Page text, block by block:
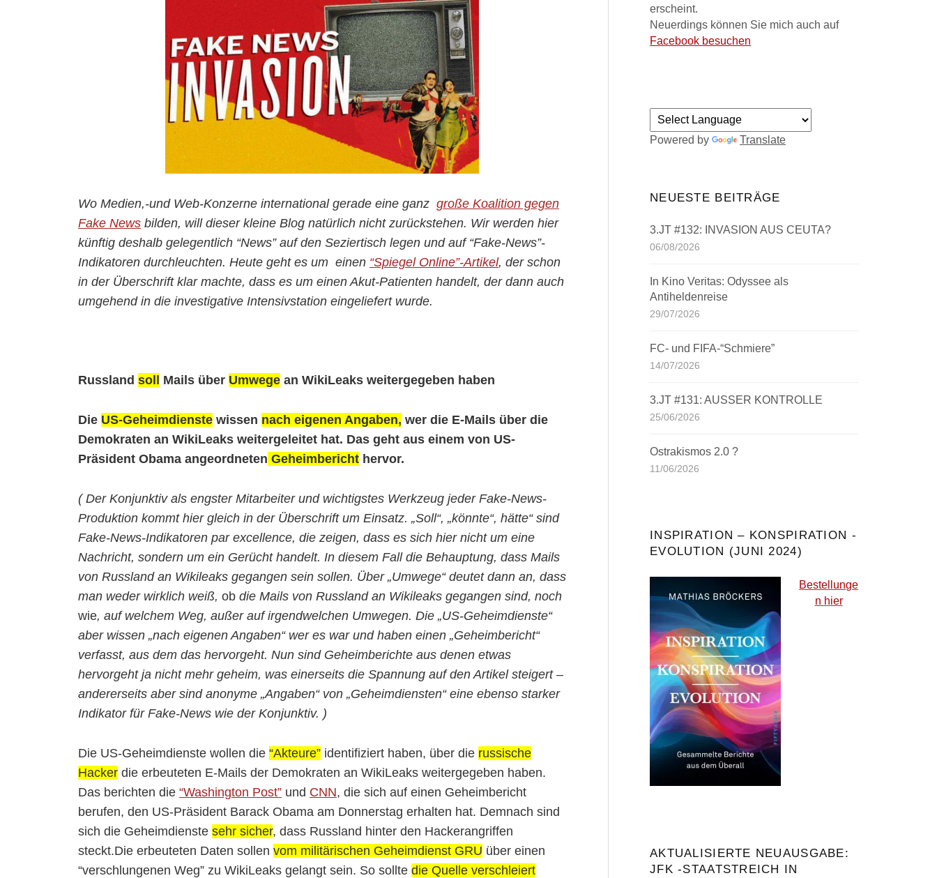
Wo Medien,-und Web-Konzerne international gerade eine ganz große Koalition gegen
Fake News bilden, will dieser kleine Blog natürlich nicht zurückstehen. Wir werden hier
künftig deshalb gelegentlich “News” auf den Seziertisch legen und auf “Fake-News”-
Indikatoren durchleuchten. Heute geht es um einen “Spiegel Online”-Artikel, der schon
in der Überschrift klar machte, dass es um einen Akut-Patienten handelt, der dann auch
umgehend in die investigative Intensivstation eingeliefert wurde.
Russland soll Mails über Umwege an WikiLeaks weitergegeben haben
Die US-Geheimdienste wissen nach eigenen Angaben, wer die E-Mails über die
Demokraten an WikiLeaks weitergeleitet hat. Das geht aus einem von US-
Präsident Obama angeordneten Geheimbericht hervor.
( Der Konjunktiv als engster Mitarbeiter und wichtigstes Werkzeug jeder Fake-News-
Produktion kommt hier gleich in der Überschrift um Einsatz. „Soll“, „könnte“, hätte“ sind
Fake-News-Indikatoren par excellence, die zeigen, dass es sich hier nicht um eine
Nachricht, sondern um ein Gerücht handelt. In diesem Fall die Behauptung, dass Mails
von Russland an Wikileaks gegangen sein sollen. Über „Umwege“ deutet dann an, dass
man weder wirklich weiß, ob die Mails von Russland an Wikileaks gegangen sind, noch
wie, auf welchem Weg, außer auf irgendwelchen Umwegen. Die „US-Geheimdienste“
aber wissen „nach eigenen Angaben“ wer es war und haben einen „Geheimbericht“
verfasst, aus dem das hervorgeht. Nun sind Geheimberichte aus denen etwas
hervorgeht ja nicht mehr geheim, was einerseits die Spannung auf den Artikel steigert –
andererseits aber sind anonyme „Angaben“ von „Geheimdiensten“ eine ebenso starker
Indikator für Fake-News wie der Konjunktiv. )
Die US-Geheimdienste wollen die “Akteure” identifiziert haben, über die russische
Hacker die erbeuteten E-Mails der Demokraten an WikiLeaks weitergegeben haben.
Das berichten die “Washington Post” und CNN, die sich auf einen Geheimbericht
berufen, den US-Präsident Barack Obama am Donnerstag erhalten hat. Demnach sind
sich die Geheimdienste sehr sicher, dass Russland hinter den Hackerangriffen
steckt.Die erbeuteten Daten sollen vom militärischen Geheimdienst GRU über einen
“verschlungenen Weg” zu WikiLeaks gelangt sein. So sollte die Quelle verschleiert
erscheint.
Neuerdings können Sie mich auch auf
Facebook besuchen
Powered by Translate
NEUESTE BEITRÄGE
3.JT #132: INVASION AUS CEUTA?
06/08/2026
In Kino Veritas: Odyssee als
Antiheldenreise
29/07/2026
FC- und FIFA-“Schmiere”
14/07/2026
3.JT #131: AUSSER KONTROLLE
25/06/2026
Ostrakismos 2.0 ?
11/06/2026
INSPIRATION – KONSPIRATION -
EVOLUTION (JUNI 2024)
Bestellunge
n hier
AKTUALISIERTE NEUAUSGABE:
JFK -STAATSTREICH IN